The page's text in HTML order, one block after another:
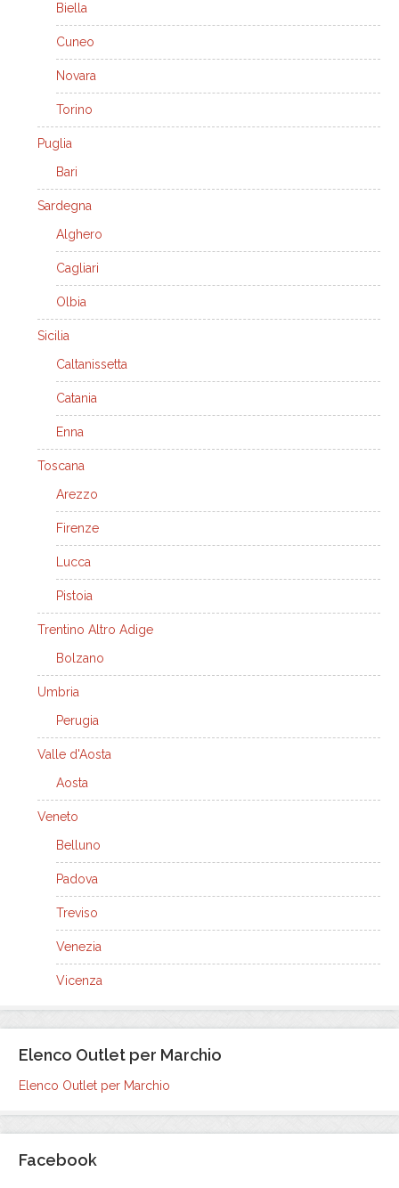
Biella
Cuneo
Novara
Torino
Puglia
Bari
Sardegna
Alghero
Cagliari
Olbia
Sicilia
Caltanissetta
Catania
Enna
Toscana
Arezzo
Firenze
Lucca
Pistoia
Trentino Altro Adige
Bolzano
Umbria
Perugia
Valle d'Aosta
Aosta
Veneto
Belluno
Padova
Treviso
Venezia
Vicenza
Elenco Outlet per Marchio
Elenco Outlet per Marchio
Facebook